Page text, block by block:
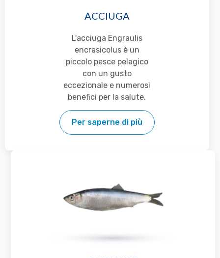
ACCIUGA
L'acciuga Engraulis
encrasicolus è un
piccolo pesce pelagico
con un gusto
eccezionale e numerosi
benefici per la salute.
Per saperne di più